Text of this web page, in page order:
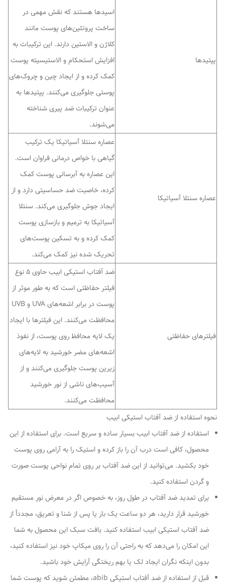
پپتیدها
اسیدها هستند که نقش مهمی در
ساخت پروتئین‌های پوست مانند
کلاژن و الاستین دارند. این ترکیبات به
افزایش استحکام و الاستیسیته پوست
کمک کرده و از ایجاد چین و چروک‌های
پوستی جلوگیری می‌کنند. پپتیدها به
عنوان ترکیبات ضد پیری شناخته
می‌شوند.
عصاره سنتلا آسیاتیکا
عصاره سنتلا آسیاتیکا یک ترکیب
گیاهی با خواص درمانی فراوان است.
این عصاره به آبرسانی پوست کمک
کرده، خاصیت ضد حساسیتی دارد و از
ایجاد جوش جلوگیری می‌کند. سنتلا
آسیاتیکا به ترمیم و بازسازی پوست
کمک کرده و به تسکین پوست‌های
تحریک شده نیز کمک می‌کند.
فیلترهای حفاظتی
ضد آفتاب استیکی ابیب حاوی 5 نوع
فیلتر حفاظتی است که به طور موثر از
پوست در برابر اشعه‌های UVA و UVB
محافظت می‌کنند. این فیلترها با ایجاد
یک لایه محافظ روی پوست، از نفوذ
اشعه‌های مضر خورشید به لایه‌های
زیرین پوست جلوگیری می‌کنند و از
آسیب‌های ناشی از نور خورشید
محافظت می‌کنند.
نحوه استفاده از ضد آفتاب استیکی ابیب
استفاده از ضد آفتاب ابیب بسیار ساده و سریع است. برای استفاده از این
محصول، کافی است درب آن را باز کرده و استیک را به آرامی روی پوست
خود بکشید. می‌توانید از این ضد آفتاب بر روی تمام نواحی پوست صورت
و گردن استفاده کنید.
برای تمدید ضد آفتاب در طول روز، به خصوص اگر در معرض نور مستقیم
خورشید قرار دارید، هر دو ساعت یک بار یا پس از شنا و تعریق، مجدداً از
ضد آفتاب استیکی ابیب استفاده کنید. بافت سبک این محصول به شما
این امکان را می‌دهد که به راحتی آن را روی میکاپ خود نیز استفاده کنید،
بدون اینکه نگران ایجاد لک یا بهم ریختگی آرایش خود باشید.
قبل از استفاده از ضد آفتاب استیکی abib، مطمئن شوید که پوست شما